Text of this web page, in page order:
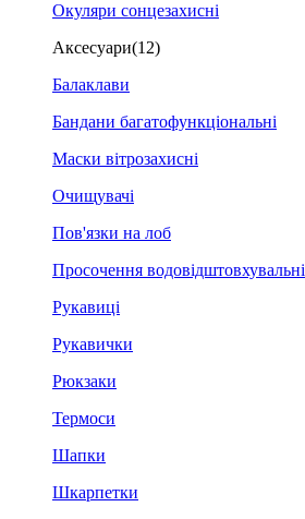
Окуляри сонцезахисні
Аксесуари(12)
Балаклави
Бандани багатофункціональні
Маски вітрозахисні
Очищувачі
Пов'язки на лоб
Просочення водовідштовхувальні
Рукавиці
Рукавички
Рюкзаки
Термоси
Шапки
Шкарпетки